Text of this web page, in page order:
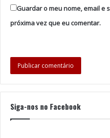
Guardar o meu nome, email e
próxima vez que eu comentar.
Siga-nos no Facebook